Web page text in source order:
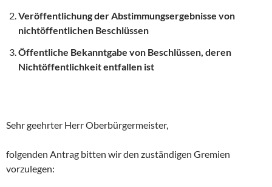
Veröffentlichung der Abstimmungsergebnisse von
nichtöffentlichen Beschlüssen
Öffentliche Bekanntgabe von Beschlüssen, deren
Nichtöffentlichkeit entfallen ist
Sehr geehrter Herr Oberbürgermeister,
folgenden Antrag bitten wir den zuständigen Gremien
vorzulegen: